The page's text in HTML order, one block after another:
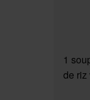
1
de riz